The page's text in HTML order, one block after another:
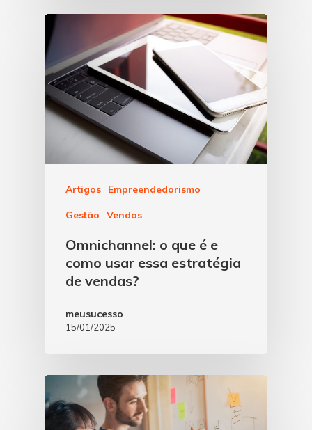
Artigos Empreendedorismo
Gestão Vendas
Omnichannel: o que é e
como usar essa estratégia
de vendas?
meusucesso
15/01/2025